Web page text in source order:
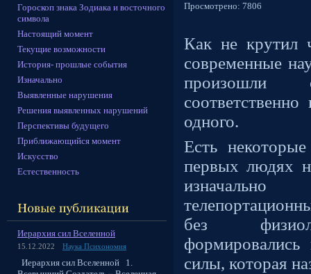
Гороскоп знака Зодиака и восточного
символа
Настоящий момент
Текущие возможности
История- прошлые события
Изначально
Выявленные нарушения
Решения выявленных нарушений
Перспективы будущего
Приближающийся момент
Искусство
Естественность
Иерархия сил Вселенной
15.12.2022 Наука Психономия
Иерархия сил Вселенной 1.
Просмотрено: 7806
Как не крутил
современные
одного.
Есть
первых людях
без
силы, которая